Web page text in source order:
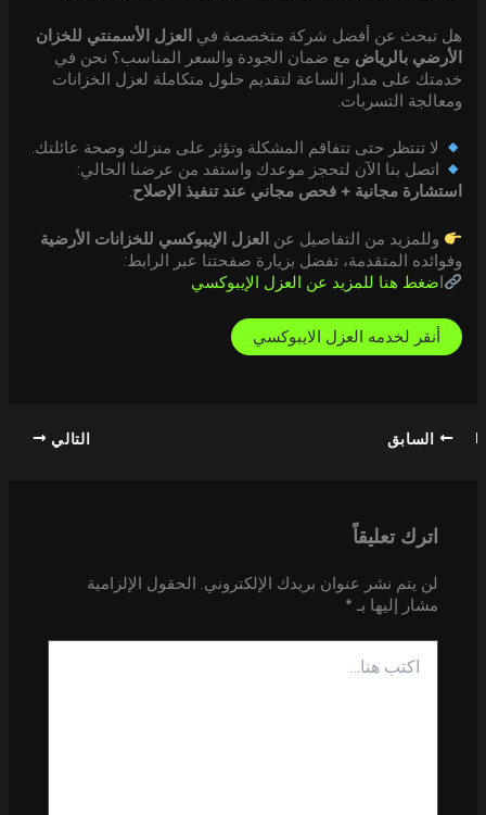
هل تبحث عن أفضل شركة متخصصة في العزل الأسمنتي للخزان
الأرضي بالرياض مع ضمان الجودة والسعر المناسب؟ نحن في
خدمتك على مدار الساعة لتقديم حلول متكاملة لعزل الخزانات
ومعالجة التسربات.
لا تنتظر حتى تتفاقم المشكلة وتؤثر على منزلك وصحة عائلتك.
اتصل بنا الآن لتحجز موعدك واستفد من عرضنا الحالي:
استشارة مجانية + فحص مجاني عند تنفيذ الإصلاح.
وللمزيد من التفاصيل عن العزل الإيبوكسي للخزانات الأرضية
وفوائده المتقدمة، تفضل بزيارة صفحتنا عبر الرابط:
اضغط هنا للمزيد عن العزل الإيبوكسي
أنقر لخدمه العزل الايبوكسي
السابق التالي
اترك تعليقاً
لن يتم نشر عنوان بريدك الإلكتروني. الحقول الإلزامية
مشار إليها بـ *
هنا...